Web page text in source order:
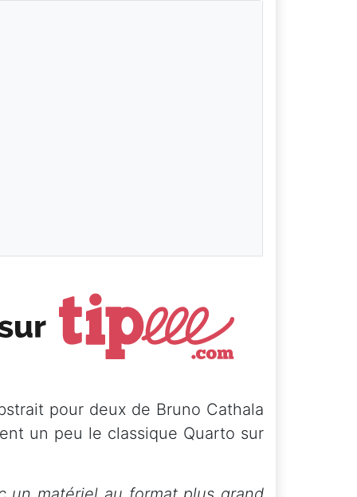
pour deux de Bruno Cathala
un peu le classique Quarto sur